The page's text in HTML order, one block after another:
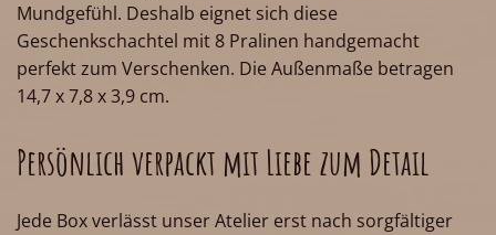
Mundgefühl. Deshalb eignet sich diese
Geschenkschachtel mit 8 Pralinen handgemacht
perfekt zum Verschenken. Die Außenmaße betragen
14,7 x 7,8 x 3,9 cm.
Persönlich verpackt mit Liebe zum Detail
Jede Box verlässt unser Atelier erst nach sorgfältiger